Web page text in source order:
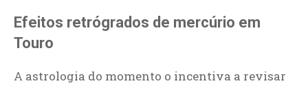
Efeitos retrógrados de mercúrio em
Touro
A astrologia do momento o incentiva a revisar